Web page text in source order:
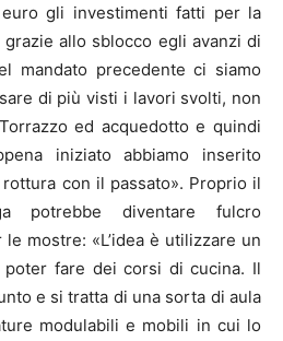
gli investimenti fatti per la
allo sblocco egli avanzi di
mandato precedente ci siamo
di più visti i lavori svolti, non
ed acquedotto e quindi
iniziato abbiamo inserito
con il passato». Proprio il
potrebbe diventare fulcro
mostre: «L’idea è utilizzare un
fare dei corsi di cucina. Il
e si tratta di una sorta di aula
modulabili e mobili in cui lo